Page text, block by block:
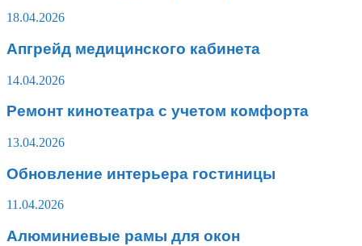
18.04.2026
Апгрейд медицинского кабинета
14.04.2026
Ремонт кинотеатра с учетом комфорта
13.04.2026
Обновление интерьера гостиницы
11.04.2026
Алюминиевые рамы для окон